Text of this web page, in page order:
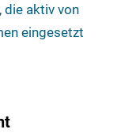
aktiv von
eingesetzt